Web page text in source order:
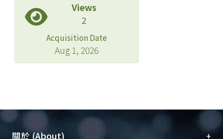
Views
2
Acquisition Date
Aug 1, 2026
關於 (About) +